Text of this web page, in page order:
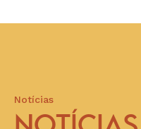
Notícias